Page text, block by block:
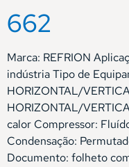
662
Marca: REFRION
indústria Tipo de
HORIZONTAL/
HORIZONTAL/
calor Compressor:
Condensação:
Documento: folheto